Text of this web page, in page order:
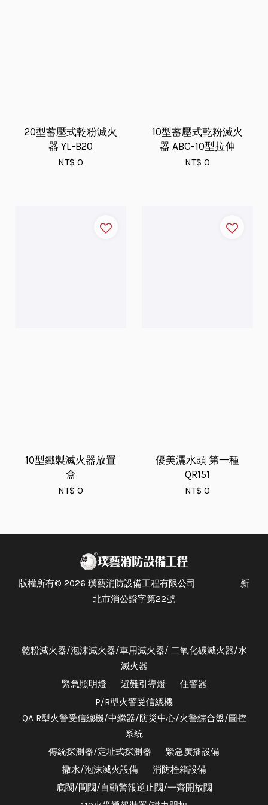
20型蓄壓式乾粉滅火
器 YL-B20
NT$ 0
10型蓄壓式乾粉滅火
器 ABC-10型拉伸
NT$ 0
10型鐵製滅火器放置
盒
NT$ 0
優美灑水頭 第一種
QR151
NT$ 0
版權所有© 2026 璞藝消防設備工程有限公司 新
北市消公證字第22號
乾粉滅火器/泡沫滅火器/車用滅火器/ 二氧化碳滅火器/水
滅火器
緊急照明燈
避難引導燈
住警器
P/R型火警受信總機
QA R型火警受信總機/中繼器/防災中心/火警綜合盤/圖控
系統
傳統探測器/定址式探測器
緊急廣播設備
撒水/泡沫滅火設備
消防栓箱設備
底閥/閘閥/自動警報逆止閥/一齊開放閥